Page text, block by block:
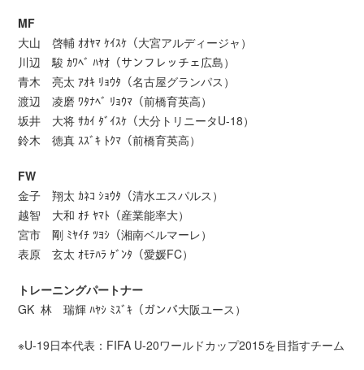
MF
大山 啓輔 ｵｵﾔﾏ ｹｲｽｹ（大宮アルディージャ）
川辺 駿 ｶﾜﾍﾞ ﾊﾔｵ（サンフレッチェ広島）
青木 亮太 ｱｵｷ ﾘｮｳﾀ（名古屋グランパス）
渡辺 凌磨 ﾜﾀﾅﾍﾞ ﾘｮｳﾏ（前橋育英高）
坂井 大将 ｻｶｲ ﾀﾞｲｽｹ（大分トリニータU-18）
鈴木 徳真 ｽｽﾞｷ ﾄｸﾏ（前橋育英高）
FW
金子 翔太 ｶﾈｺ ｼｮｳﾀ（清水エスパルス）
越智 大和 ｵﾁ ﾔﾏﾄ（産業能率大）
宮市 剛 ﾐﾔｲﾁ ﾂﾖｼ（湘南ベルマーレ）
表原 玄太 ｵﾓﾃﾊﾗ ｹﾞﾝﾀ（愛媛FC）
トレーニングパートナー
GK 林 瑞輝 ﾊﾔｼ ﾐｽﾞｷ（ガンバ大阪ユース）
※U-19日本代表：FIFA U-20ワールドカップ2015を目指すチーム